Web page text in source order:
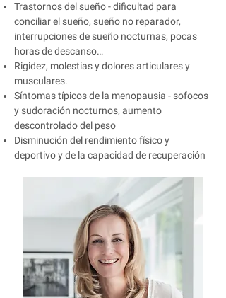
Trastornos del sueño - dificultad para
conciliar el sueño, sueño no reparador,
interrupciones de sueño nocturnas, pocas
horas de descanso…
Rigidez, molestias y dolores articulares y
musculares.
Síntomas típicos de la menopausia - sofocos
y sudoración nocturnos, aumento
descontrolado del peso
Disminución del rendimiento físico y
deportivo y de la capacidad de recuperación